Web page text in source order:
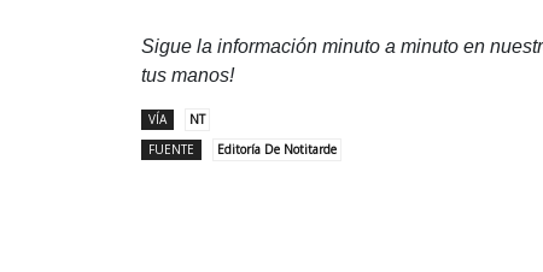
Sigue la información minuto a minuto en
tus manos!
VÍA
NT
FUENTE
Editoría De Notitarde